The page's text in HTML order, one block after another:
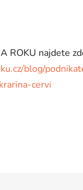
ROKU najdete
blog/
cervi